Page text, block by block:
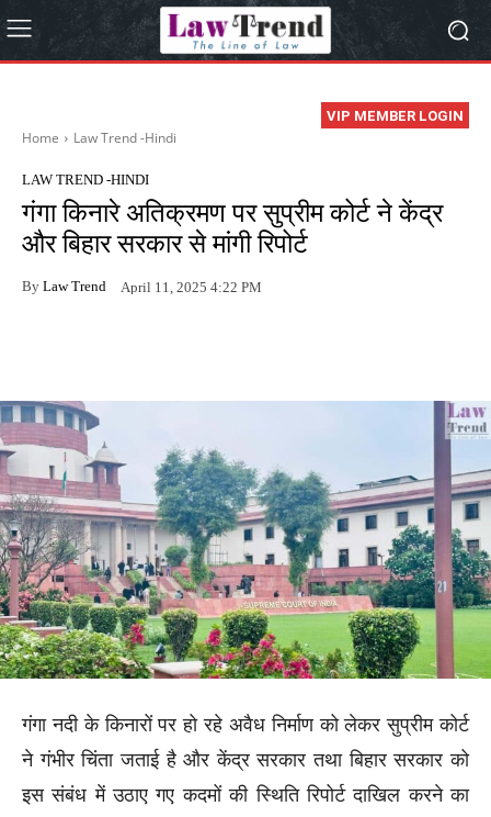
VIP MEMBER LOGIN
Home Law Trend -Hindi
LAW TREND -HINDI
गंगा किनारे अतिक्रमण पर सुप्रीम कोर्ट ने केंद्र
और बिहार सरकार से मांगी रिपोर्ट
By Law Trend April 11, 2025 4:22 PM
गंगा नदी के किनारों पर हो रहे अवैध निर्माण को लेकर सुप्रीम कोर्ट
ने गंभीर चिंता जताई है और केंद्र सरकार तथा बिहार सरकार को
इस संबंध में उठाए गए कदमों की स्थिति रिपोर्ट दाखिल करने का